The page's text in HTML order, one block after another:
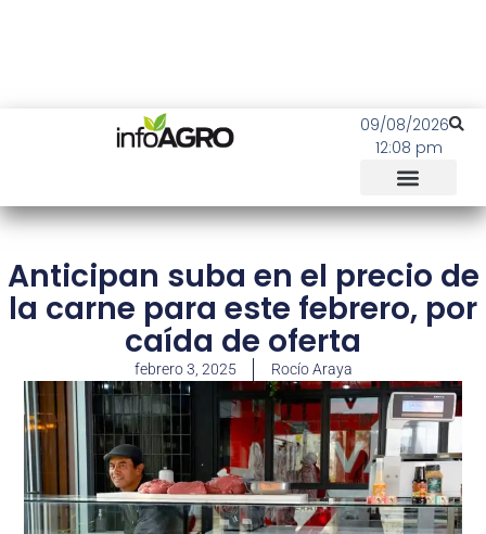
09/08/2026
12:08 pm
Anticipan suba en el precio de
la carne para este febrero, por
caída de oferta
febrero 3, 2025 Rocío Araya